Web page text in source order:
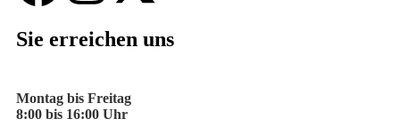
Sie erreichen uns
Montag bis Freitag
8:00 bis 16:00 Uhr